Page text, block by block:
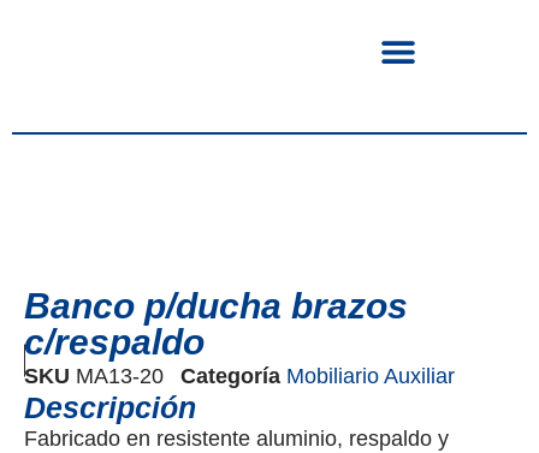
Banco p/ducha brazos
c/respaldo
SKU MA13-20 Categoría Mobiliario Auxiliar
Descripción
Fabricado en resistente aluminio, respaldo y